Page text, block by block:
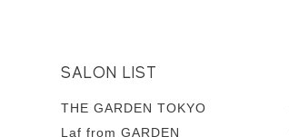
SALON LIST
THE GARDEN TOKYO
Laf from GARDEN